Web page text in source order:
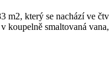
m2, který se nachází ve
koupelně smaltovaná